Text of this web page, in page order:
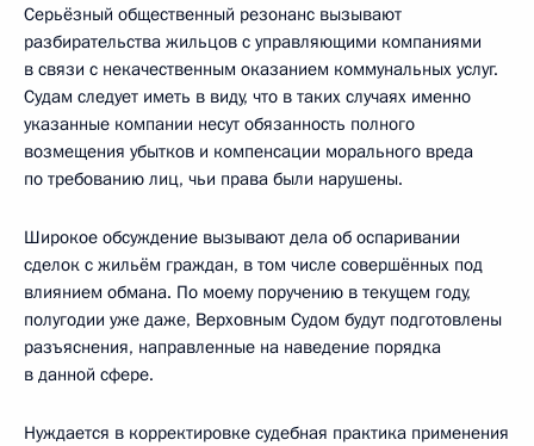
Серьёзный общественный резонанс вызывают
разбирательства жильцов с управляющими компаниями
в связи с некачественным оказанием коммунальных услуг.
Судам следует иметь в виду, что в таких случаях именно
указанные компании несут обязанность полного
возмещения убытков и компенсации морального вреда
по требованию лиц, чьи права были нарушены.
Широкое обсуждение вызывают дела об оспаривании
сделок с жильём граждан, в том числе совершённых под
влиянием обмана. По моему поручению в текущем году,
полугодии уже даже, Верховным Судом будут подготовлены
разъяснения, направленные на наведение порядка
в данной сфере.
Нуждается в корректировке судебная практика применения